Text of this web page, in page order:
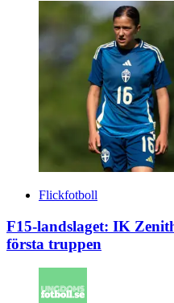
Flickfotboll
F15-landslaget: IK
första truppen